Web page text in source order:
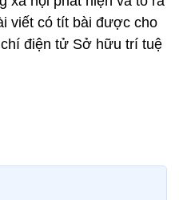
viết có tít bài được cho
điện tử Sở hữu trí tuệ